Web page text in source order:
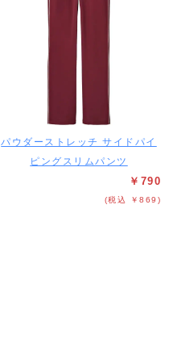
パウダーストレッチ サイドパイ
ピングスリムパンツ
￥790
(税込 ￥869)